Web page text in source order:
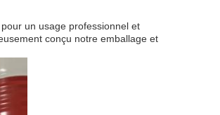
un usage professionnel et
conçu notre emballage et